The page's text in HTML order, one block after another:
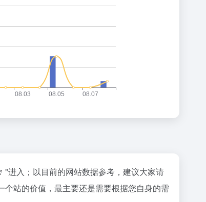
"进入；以目前的网站数据参考，建议大家请
站的价值，最主要还是需要根据您自身的需